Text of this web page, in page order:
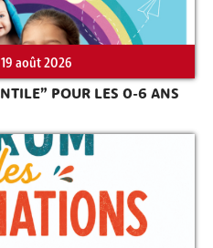
sur le site
août 2026
POUR LES 0-6 ANS